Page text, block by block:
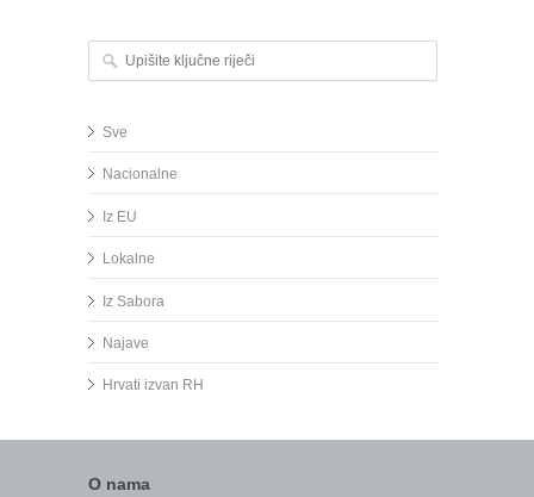
Upišite ključne riječi
Sve
Nacionalne
Iz EU
Lokalne
Iz Sabora
Najave
Hrvati izvan RH
O nama